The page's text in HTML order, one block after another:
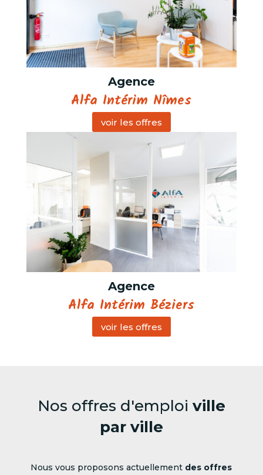
Agence
Alfa Intérim Nîmes
voir les offres
Agence
Alfa Intérim Béziers
voir les offres
Nos offres d'emploi ville
par ville
Nous vous proposons actuellement des offres